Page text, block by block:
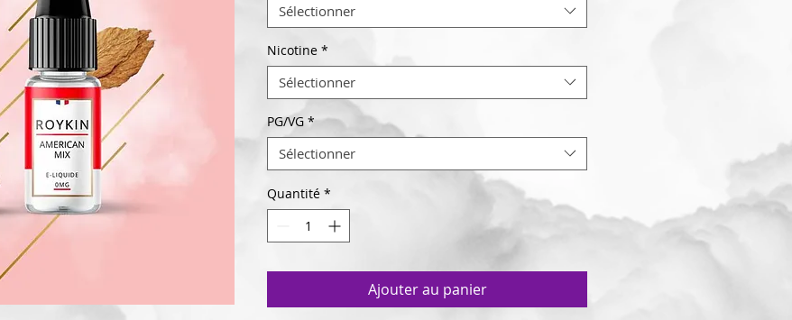
Sélectionner
Nicotine *
Sélectionner
PG/VG *
Sélectionner
Quantité *
Ajouter au panier